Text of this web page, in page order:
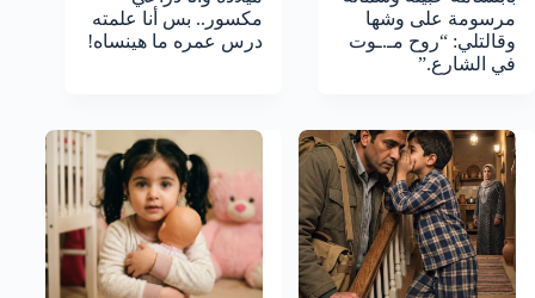
مرسومة على وشها
وقالتلي: “روح مـ.ـوت
في الشارع.”
مكسور.. بس أنا علمته
درس عمره ما هينساه!